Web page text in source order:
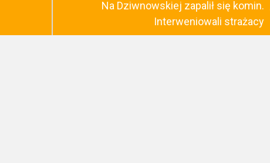
Na Dziwnowskiej zapalił się komin.
Interweniowali strażacy